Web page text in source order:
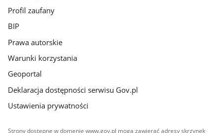
Profil zaufany
BIP
Prawa autorskie
Warunki korzystania
Geoportal
Deklaracja dostępności serwisu Gov.pl
Ustawienia prywatności
Strony dostępne w domenie www.gov.pl mogą zawierać adresy skrzynek